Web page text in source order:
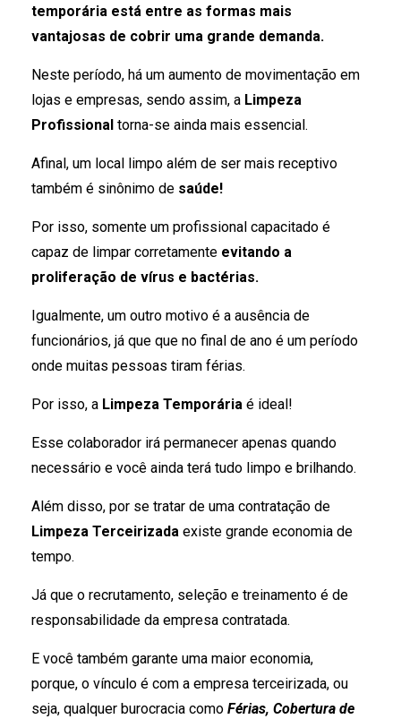
temporária está entre as formas mais
vantajosas de cobrir uma grande demanda.
Neste período, há um aumento de movimentação em
lojas e empresas, sendo assim, a Limpeza
Profissional torna-se ainda mais essencial.
Afinal, um local limpo além de ser mais receptivo
também é sinônimo de saúde!
Por isso, somente um profissional capacitado é
capaz de limpar corretamente evitando a
proliferação de vírus e bactérias.
Igualmente, um outro motivo é a ausência de
funcionários, já que que no final de ano é um período
onde muitas pessoas tiram férias.
Por isso, a Limpeza Temporária é ideal!
Esse colaborador irá permanecer apenas quando
necessário e você ainda terá tudo limpo e brilhando.
Além disso, por se tratar de uma contratação de
Limpeza Terceirizada existe grande economia de
tempo.
Já que o recrutamento, seleção e treinamento é de
responsabilidade da empresa contratada.
E você também garante uma maior economia,
porque, o vínculo é com a empresa terceirizada, ou
seja, qualquer burocracia como Férias, Cobertura de